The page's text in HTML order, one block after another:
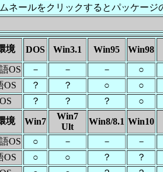
ムネールをクリックするとパッケー
境 DOS Win3.1 Win95
Win98
OS
－ － －
○
OS
？ ？ ○
○
？ ？ ？
○
境
Win7
Win7
Ult
Win8/8.1 Win10
OS
○ － －
－
OS
○ ○ ？
？